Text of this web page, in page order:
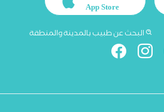
App Store
البحث عن طبيب بالمدينة والمنطقة